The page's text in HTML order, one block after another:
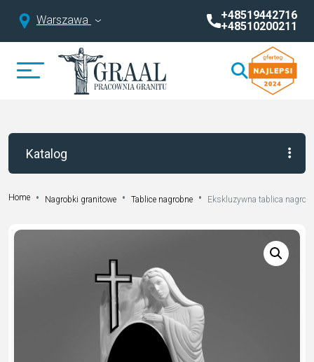
Warszawa
+48519442716
+48510200211
Katalog
Home Nagrobki granitowe Tablice nagrobne Ekskluzywna tablica